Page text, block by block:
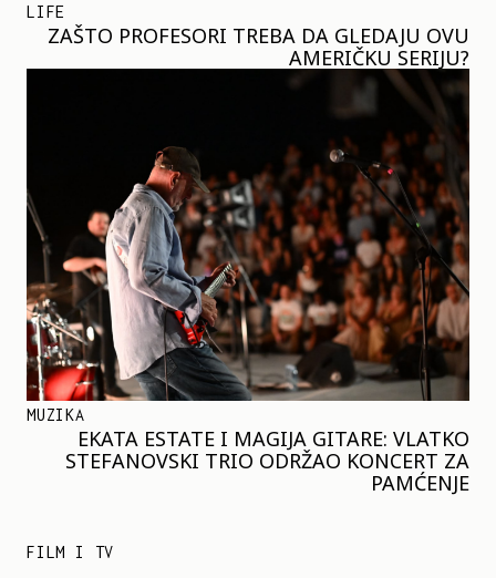
LIFE
ZAŠTO PROFESORI TREBA DA GLEDAJU OVU
AMERIČKU SERIJU?
MUZIKA
EKATA ESTATE I MAGIJA GITARE: VLATKO
STEFANOVSKI TRIO ODRŽAO KONCERT ZA
PAMĆENJE
FILM I TV